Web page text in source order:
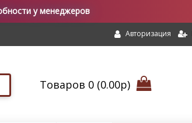
у менеджеров
Авторизация
Товаров 0 (0.00р)